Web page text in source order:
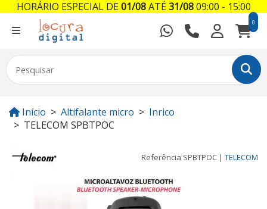
0
Início Altifalante micro
Inrico
TELECOM SPBTPOC
Referência SPBTPOC | TELECOM
HORÁRIO ESPECIAL DE01/08ATÉ31/0809:00 - 15:00